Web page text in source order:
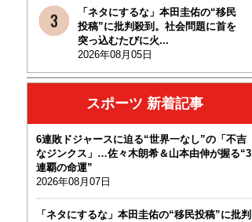
「ネタにするな」本田圭佑の“移民
投稿”に批判殺到。社会問題に首を
突っ込むたびに火...
2026年08月05日
スポーツ 新着記事
6連敗ドジャースに迫る“世界一なし”の「不吉
なジンクス」…佐々木朗希＆山本由伸が握る“3
連覇の命運”
2026年08月07日
「ネタにするな」本田圭佑の“移民投稿”に批判